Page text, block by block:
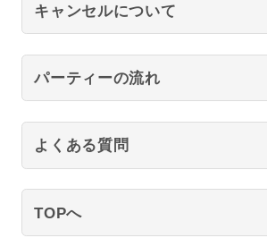
キャンセルについて
パーティーの流れ
よくある質問
TOPへ